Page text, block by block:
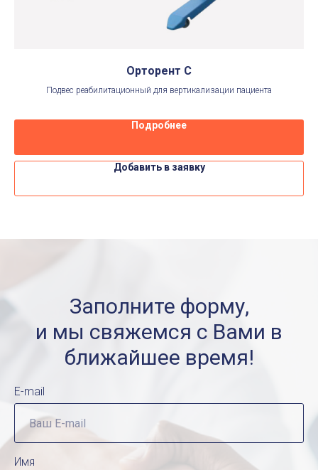
Орторент С
Подвес реабилитационный для вертикализации пациента
Подробнее
Добавить в заявку
Заполните форму,
и мы свяжемся с Вами в
ближайшее время!
E-mail
Имя